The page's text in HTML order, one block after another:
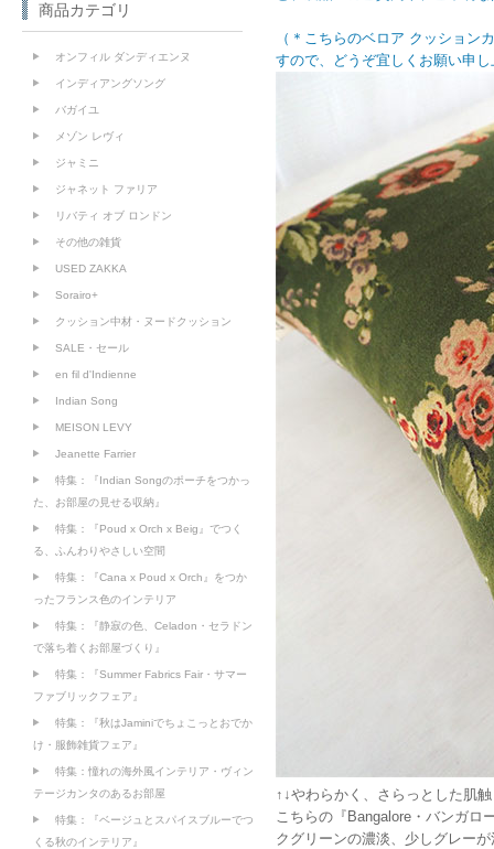
（＊こちらのベロア クッション
すので、どうぞ宜しくお願い申
↑↓やわらかく、さらっとした肌
こちらの『Bangalore・バンガ
クグリーンの濃淡、少しグレー
商品カテゴリ
オンフィル ダンディエンヌ
インディアングソング
バガイユ
メゾン レヴィ
ジャミニ
ジャネット ファリア
リバティ オブ ロンドン
その他の雑貨
USED ZAKKA
Sorairo+
クッション中材・ヌードクッション
SALE・セール
en fil d'Indienne
Indian Song
MEISON LEVY
Jeanette Farrier
特集：『Indian Songのポーチをつかっ
た、お部屋の見せる収納』
特集：『Poud x Orch x Beig』でつく
る、ふんわりやさしい空間
特集：『Cana x Poud x Orch』をつか
ったフランス色のインテリア
特集：『静寂の色、Celadon・セラドン
で落ち着くお部屋づくり』
特集：『Summer Fabrics Fair・サマー
ファブリックフェア』
特集：『秋はJaminiでちょこっとおでか
け・服飾雑貨フェア』
特集：憧れの海外風インテリア・ヴィン
テージカンタのあるお部屋
特集：『ベージュとスパイスブルーでつ
くる秋のインテリア』